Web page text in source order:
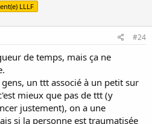
LLLF
#24
de temps, mais ça ne
un ttt associé à un petit sur
mieux que pas de ttt (y
justement), on a une
si la personne est traumatisée